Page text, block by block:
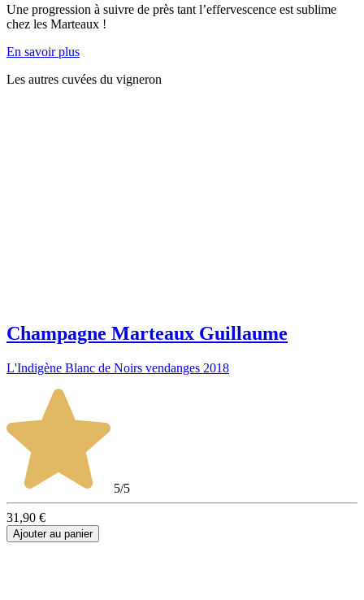
Une progression à suivre de près tant l’effervescence est sublime
chez les Marteaux !
En savoir plus
Les autres cuvées du vigneron
Champagne Marteaux Guillaume
L'Indigène Blanc de Noirs vendanges 2018
5/5
31,90 €
Ajouter au panier